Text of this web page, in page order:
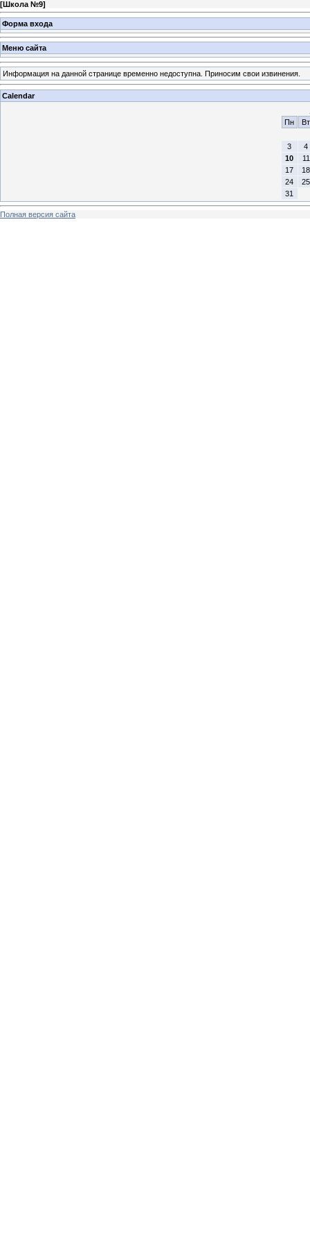
[Школа №9]
Форма входа
Меню сайта
Информация на данной странице временно недоступна. Приносим свои извинения.
Calendar
Пн
Вт
3
4
10
11
17
18
24
25
31
Полная версия сайта